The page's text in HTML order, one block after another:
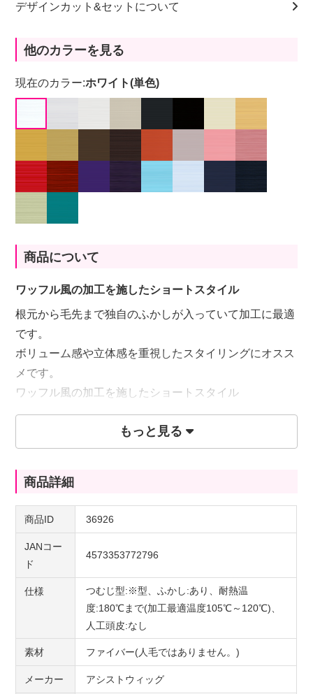
デザインカット&セットについて
他のカラーを見る
現在のカラー:ホワイト(単色)
商品について
ワッフル風の加工を施したショートスタイル
根元から毛先まで独自のふかしが入っていて加工に最適
です。
ボリューム感や立体感を重視したスタイリングにオスス
メです。
ワッフル風の加工を施したショートスタイル
スタンダードな白です。
もっと見る
商品詳細
商品ID 36926
JANコー
ド
4573353772796
仕様
つむじ型:※型、ふかし:あり、耐熱温
度:180℃まで(加工最適温度105℃～120℃)、
人工頭皮:なし
素材 ファイバー(人毛ではありません。)
メーカー アシストウィッグ